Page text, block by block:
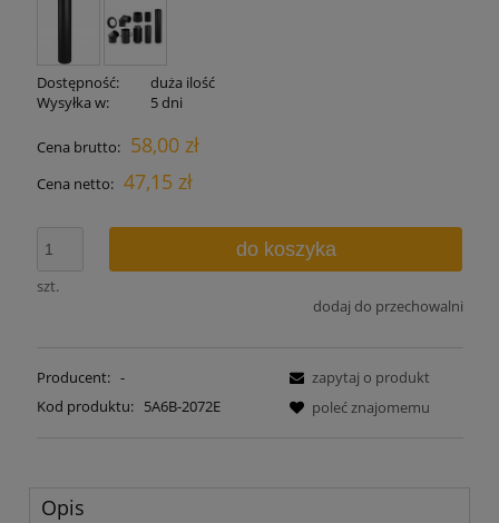
Dostępność:
duża ilość
Wysyłka w:
5 dni
Cena brutto: 58,00 zł
Cena netto: 47,15 zł
szt.
do koszyka
dodaj do przechowalni
Producent: -
Kod produktu: 5A6B-2072E
zapytaj o produkt
poleć znajomemu
Opis